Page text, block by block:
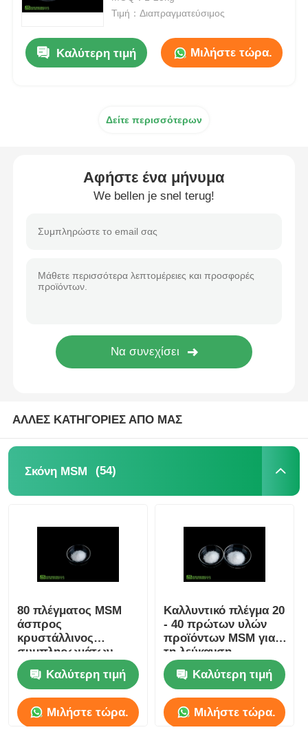
ΜΜΕ χονδρικό
Συμπλήρωμα MSM
Καθαρά κρύσταλλα MSM
Τιμή：Διαπραγματεύσιμος
Καλύτερη τιμή Μιλήστε τώρα.
Δείτε περισσότερων
Αφήστε ένα μήνυμα
We bellen je snel terug!
ΑΛΛΕΣ ΚΑΤΗΓΟΡΙΕΣ ΑΠΟ ΜΑΣ
Σκόνη MSM (54)
80 πλέγματος MSM
άσπρος
κρυστάλλινος
συμπληρωμάτων
σκονών Odorless
θρεπτικόςΚαλύτερη τιμή
Μιλήστε τώρα.
Καλλυντικό πλέγμα 20
- 40 πρώτων υλών
προϊόντων MSM για
τη λεύκανση
δερμάτων
Καλύτερη τιμή
Μιλήστε τώρα.